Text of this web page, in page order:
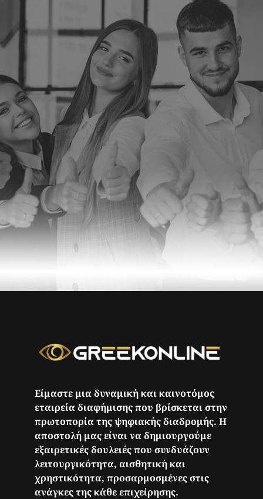
Είμαστε μια δυναμική και καινοτόμος
εταιρεία διαφήμισης που βρίσκεται στην
πρωτοπορία της ψηφιακής διαδρομής. Η
αποστολή μας είναι να δημιουργούμε
εξαιρετικές δουλειές που συνδυάζουν
λειτουργικότητα, αισθητική και
χρηστικότητα, προσαρμοσμένες στις
ανάγκες της κάθε επιχείρησης.